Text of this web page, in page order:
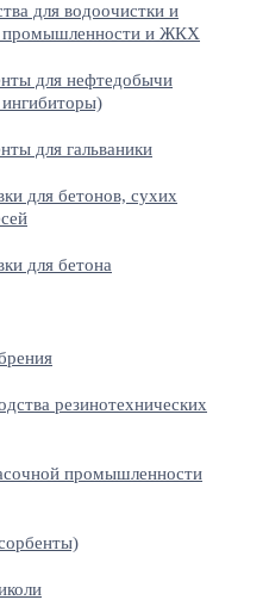
для водоочистки и
промышленности и ЖКХ
для нефтедобычи
для гальваники
для бетонов, сухих
для бетона
резинотехнических
промышленности